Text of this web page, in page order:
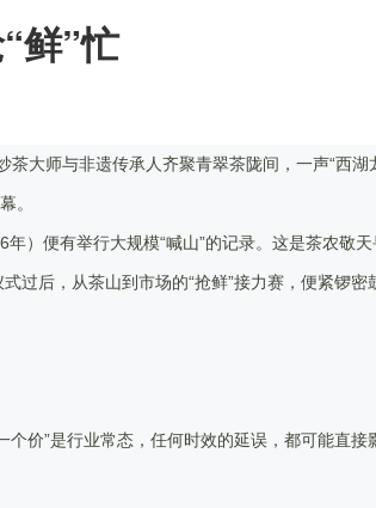
鲜”忙
大师与非遗传承人齐聚青翠茶陇间，一声“西湖
。
）便有举行大规模“喊山”的记录。这是茶农敬天
过后，从茶山到市场的“抢鲜”接力赛，便紧锣密
价”是行业常态，任何时效的延误，都可能直接